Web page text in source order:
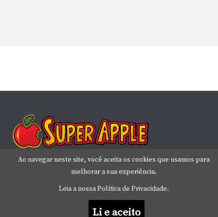
Super Apple. Todos os direitos reservados.
por ThemeGrill. Powered by
Ao navegar neste site, você aceita os cookies que usamos para
melhorar a sua experiência.
Leia a nossa Política de Privacidade.
Li e aceito